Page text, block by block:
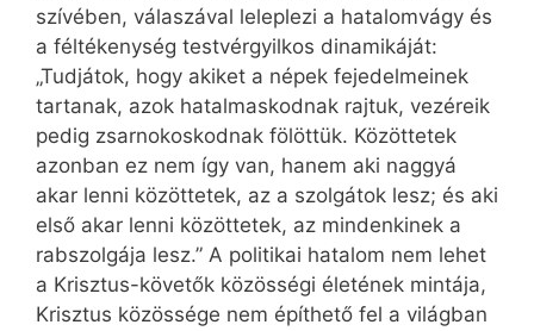
szívében, válaszával leleplezi a hatalomvágy és
a féltékenység testvérgyilkos dinamikáját:
„Tudjátok, hogy akiket a népek fejedelmeinek
tartanak, azok hatalmaskodnak rajtuk, vezéreik
pedig zsarnokoskodnak fölöttük. Közöttetek
azonban ez nem így van, hanem aki naggyá
akar lenni közöttetek, az a szolgátok lesz; és aki
első akar lenni közöttetek, az mindenkinek a
rabszolgája lesz.” A politikai hatalom nem lehet
a Krisztus-követők közösségi életének mintája,
Krisztus közössége nem építhető fel a világban